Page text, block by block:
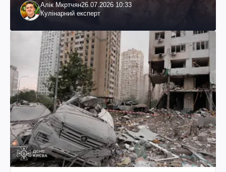
Алік Мкртчян26.07.2026 10:33
Кулінарний експерт